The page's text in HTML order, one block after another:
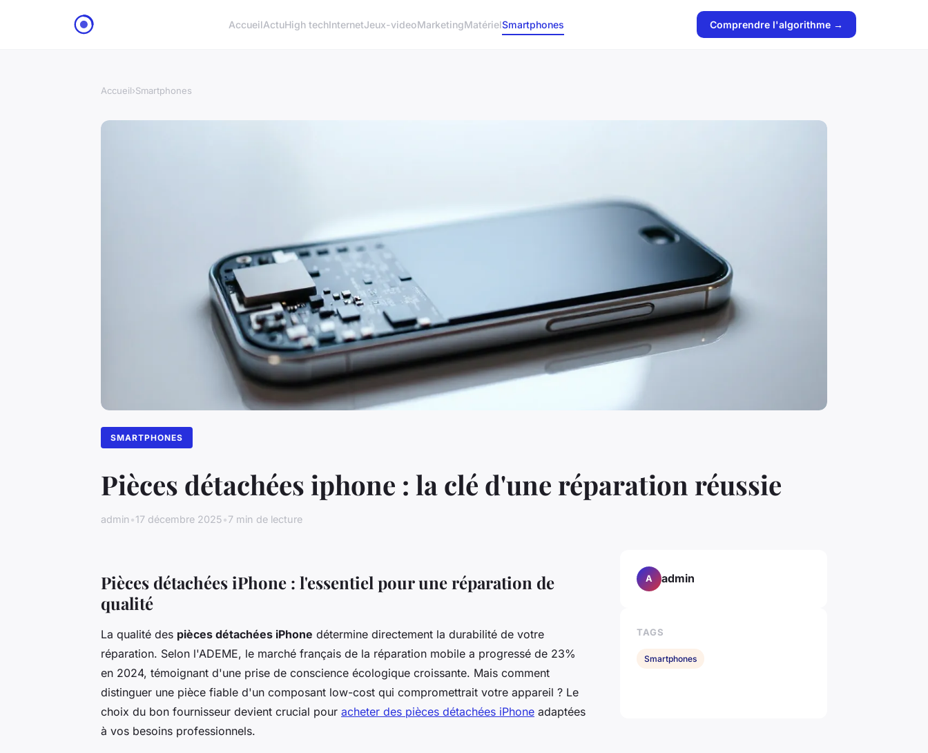
AccueilActuHigh techInternetJeux-videoMarketingMatérielSmartphones Comprendre l'algorithme →
Accueil›Smartphones
SMARTPHONES
Pièces détachées iphone : la clé d'une réparation réussie
admin•17 décembre 2025•7 min de lecture
Pièces détachées iPhone : l'essentiel pour une réparation de
qualité
La qualité des pièces détachées iPhone détermine directement la durabilité de votre
réparation. Selon l'ADEME, le marché français de la réparation mobile a progressé de 23%
en 2024, témoignant d'une prise de conscience écologique croissante. Mais comment
distinguer une pièce fiable d'un composant low-cost qui compromettrait votre appareil ? Le
choix du bon fournisseur devient crucial pour acheter des pièces détachées iPhone adaptées
à vos besoins professionnels.
A admin
TAGS
Smartphones